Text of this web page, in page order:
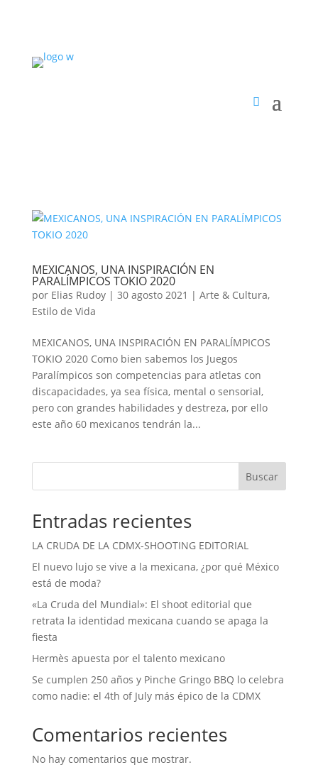
MEXICANOS, UNA INSPIRACIÓN EN
PARALÍMPICOS TOKIO 2020
por Elias Rudoy| 30 agosto 2021 | Arte & Cultura,
Estilo de Vida
MEXICANOS, UNA INSPIRACIÓN EN PARALÍMPICOS
TOKIO 2020 Como bien sabemos los Juegos
Paralímpicos son competencias para atletas con
discapacidades, ya sea física, mental o sensorial,
pero con grandes habilidades y destreza, por ello
este año 60 mexicanos tendrán la...
Buscar
Entradas recientes
LA CRUDA DE LA CDMX-SHOOTING EDITORIAL
El nuevo lujo se vive a la mexicana, ¿por qué México
está de moda?
«La Cruda del Mundial»: El shoot editorial que
retrata la identidad mexicana cuando se apaga la
fiesta
Hermès apuesta por el talento mexicano
Se cumplen 250 años y Pinche Gringo BBQ lo celebra
como nadie: el 4th of July más épico de la CDMX
Comentarios recientes
No hay comentarios que mostrar.